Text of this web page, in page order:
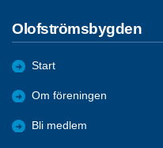
Olofströmsbygden
Start
Om föreningen
Bli medlem